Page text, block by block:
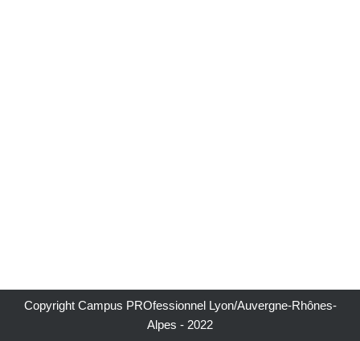
Copyright Campus PROfessionnel Lyon/Auvergne-Rhônes-
Alpes - 2022